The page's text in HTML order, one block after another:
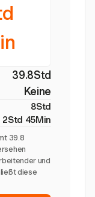
39.8Std
Keine
8Std
2Std 45Min
39.8
und
diese